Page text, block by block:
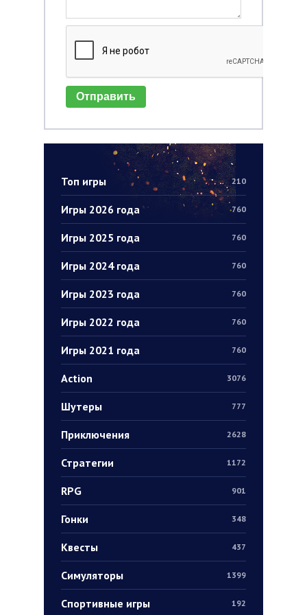
Топ игры 210
Игры 2026 года 760
Игры 2025 года 760
Игры 2024 года 760
Игры 2023 года 760
Игры 2022 года 760
Игры 2021 года 760
Action 3076
Шутеры 777
Приключения 2628
Стратегии 1172
RPG 901
Гонки 348
Квесты 437
Симуляторы 1399
Спортивные игры 192
Отправить